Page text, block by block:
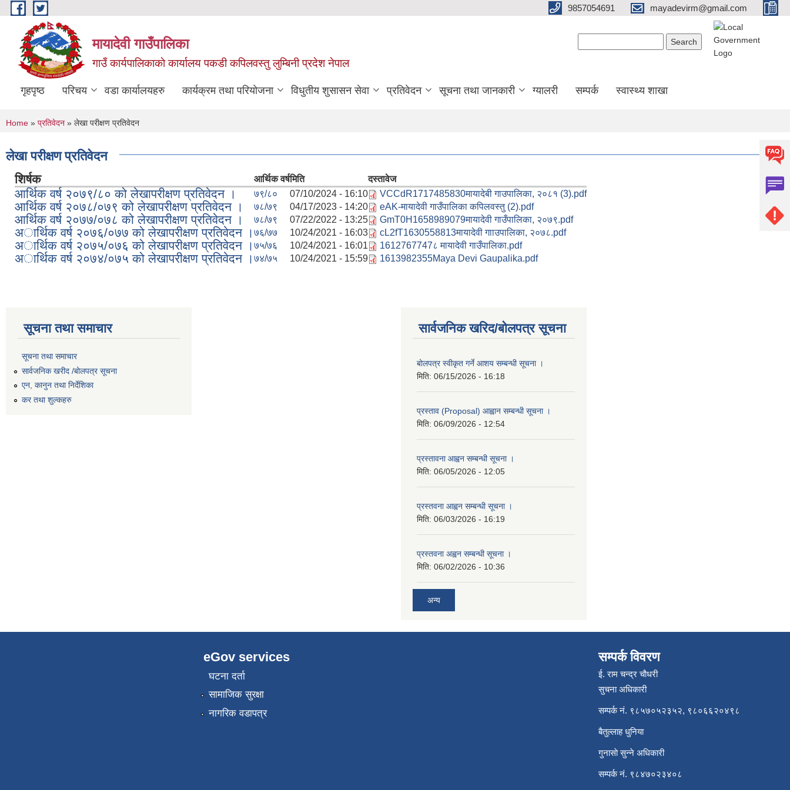
Skip to main content 9857054691 mayadevirm@gmail.com
मायादेवी गाउँपालिका
गाउँ कार्यपालिकाकाे कार्यालय पकडी कपिलवस्तु लुम्बिनी प्रदेश नेपाल
गृहपृष्ठ परिचय वडा कार्यालयहरु कार्यक्रम तथा परियोजना विधुतीय शुसासन सेवा प्रतिवेदन सूचना तथा जानकारी ग्यालरी सम्पर्क स्वास्थ्य शाखा
You are here
Home » प्रतिवेदन » लेखा परीक्षण प्रतिवेदन
लेखा परीक्षण प्रतिवेदन
शिर्षक आर्थिक वर्षमिति दस्तावेज
आर्थिक वर्ष २०७९/८० को लेखापरीक्षण प्रतिवेदन । ७९/८० 07/10/2024 - 16:10 VCCdR1717485830मायादेबी गाउपालिका, २०८१ (3).pdf
आर्थिक वर्ष २०७८/०७९ को लेखापरीक्षण प्रतिवेदन । ७८/७९ 04/17/2023 - 14:20 eAK-मायादेवी गाउँपालिका कपिलवस्तु (2).pdf
आर्थिक वर्ष २०७७/०७८ को लेखापरीक्षण प्रतिवेदन । ७८/७९ 07/22/2022 - 13:25 GmT0H1658989079मायादेवी गाउँपालिका, २०७९.pdf
अार्थिक वर्ष २०७६/०७७ को लेखापरीक्षण प्रतिवेदन । ७६/७७ 10/24/2021 - 16:03 cL2fT1630558813मायादेवी गााउपालिका, २०७८.pdf
अार्थिक वर्ष २०७५/०७६ को लेखापरीक्षण प्रतिवेदन । ७५/७६ 10/24/2021 - 16:01 1612767747८ मायादेवी गाउँपालिका.pdf
अार्थिक वर्ष २०७४/०७५ को लेखापरीक्षण प्रतिवेदन । ७४/७५ 10/24/2021 - 15:59 1613982355Maya Devi Gaupalika.pdf
सूचना तथा समाचार
सूचना तथा समाचार
सार्वजनिक खरीद /बोलपत्र सूचना
एन, कानुन तथा निर्देशिका
कर तथा शुल्कहरु
सार्वजनिक खरिद/बोलपत्र सूचना
बोलपत्र स्वीकृत गर्ने आशय सम्बन्धी सूचना ।
मिति: 06/15/2026 - 16:18
प्रस्ताव (Proposal) आह्वान सम्बन्धी सूचना ।
मिति: 06/09/2026 - 12:54
प्रस्तावना आह्वन सम्बन्धी सूचना ।
मिति: 06/05/2026 - 12:05
प्रस्तवना आह्वन सम्बन्धी सूचना ।
मिति: 06/03/2026 - 16:19
प्रस्तवना अह्वन सम्बन्धी सूचना ।
मिति: 06/02/2026 - 10:36
अन्य
eGov services
घटना दर्ता
सामाजिक सुरक्षा
नागरिक वडापत्र
सम्पर्क विवरण
ई. राम चन्द्र चाैधरी
सुचना अधिकारी
सम्पर्क नं. ९८५७०५२३५२, ९८०६६२०४९८
बैतुल्लाह धुनिया
गुनासाे सुन्ने अधिकारी
सम्पर्क नं. ९८४७०२३४०८